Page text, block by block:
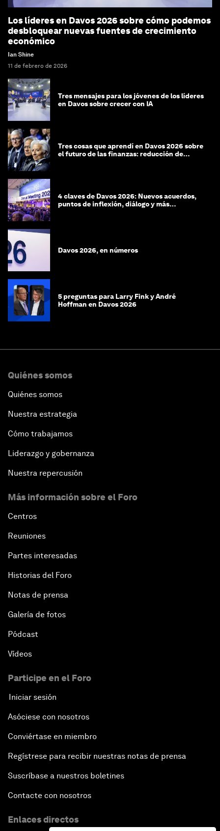
Los líderes en Davos 2026 sobre cómo podemos
desbloquear nuevas fuentes de crecimiento
económico
Ian Shine
11 de febrero de 2026
Tres mensajes para los jóvenes de los líderes
en Davos sobre crecer con IA
Tres cosas que aprendí en Davos 2026 sobre
el futuro de las finanzas: reducción de
4 claves de Davos 2026: Nuevos acuerdos,
puntos de inflexión, diálogo y más
Davos 2026, en números
5 preguntas para Larry Fink y André
Hoffman en Davos 2026
Quiénes somos
Quiénes somos
Nuestra estrategia
Cómo trabajamos
Liderazgo y gobernanza
Nuestra repercusión
Más información sobre el Foro
Centros
Reuniones
Partes interesadas
Historias del Foro
Notas de prensa
Galería de fotos
Pódcast
Vídeos
Participe en el Foro
Iniciar sesión
Asóciese con nosotros
Conviértase en miembro
Regístrese para recibir nuestras notas de prensa
Suscríbase a nuestros boletines
Contacte con nosotros
Enlaces directos